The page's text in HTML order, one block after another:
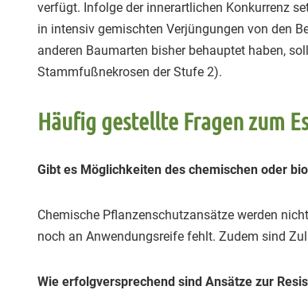
verfügt. Infolge der innerartlichen Konkurrenz
in intensiv gemischten Verjüngungen von den
anderen Baumarten bisher behauptet haben,
Stammfußnekrosen der Stufe 2).
Häufig gestellte Fragen zum
Gibt es Möglichkeiten des chemischen oder
Chemische Pflanzenschutzansätze werden
noch an Anwendungsreife fehlt. Zudem sind
Wie erfolgversprechend sind Ansätze zur